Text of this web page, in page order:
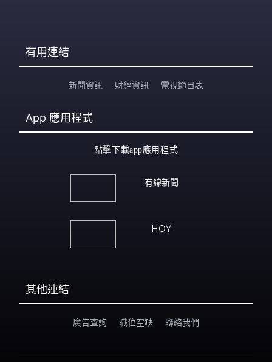
有用連結
新聞資訊 財經資訊 電視節目表
App 應用程式
點擊下載app應用程式
有線新聞
HOY
其他連結
廣告查詢 職位空缺 聯絡我們